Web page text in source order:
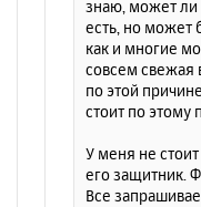
знаю, может ли
есть, но может
как и многие
совсем свежая
по этой
стоит по этому
У меня не
его защитник.
Все